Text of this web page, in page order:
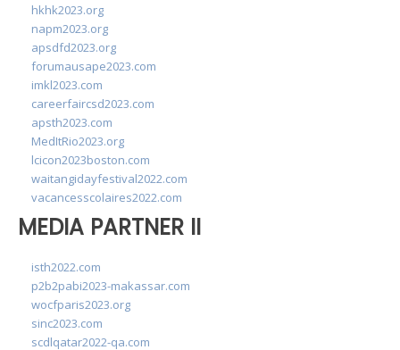
hkhk2023.org
napm2023.org
apsdfd2023.org
forumausape2023.com
imkl2023.com
careerfaircsd2023.com
apsth2023.com
MedItRio2023.org
lcicon2023boston.com
waitangidayfestival2022.com
vacancesscolaires2022.com
MEDIA PARTNER II
isth2022.com
p2b2pabi2023-makassar.com
wocfparis2023.org
sinc2023.com
scdlqatar2022-qa.com